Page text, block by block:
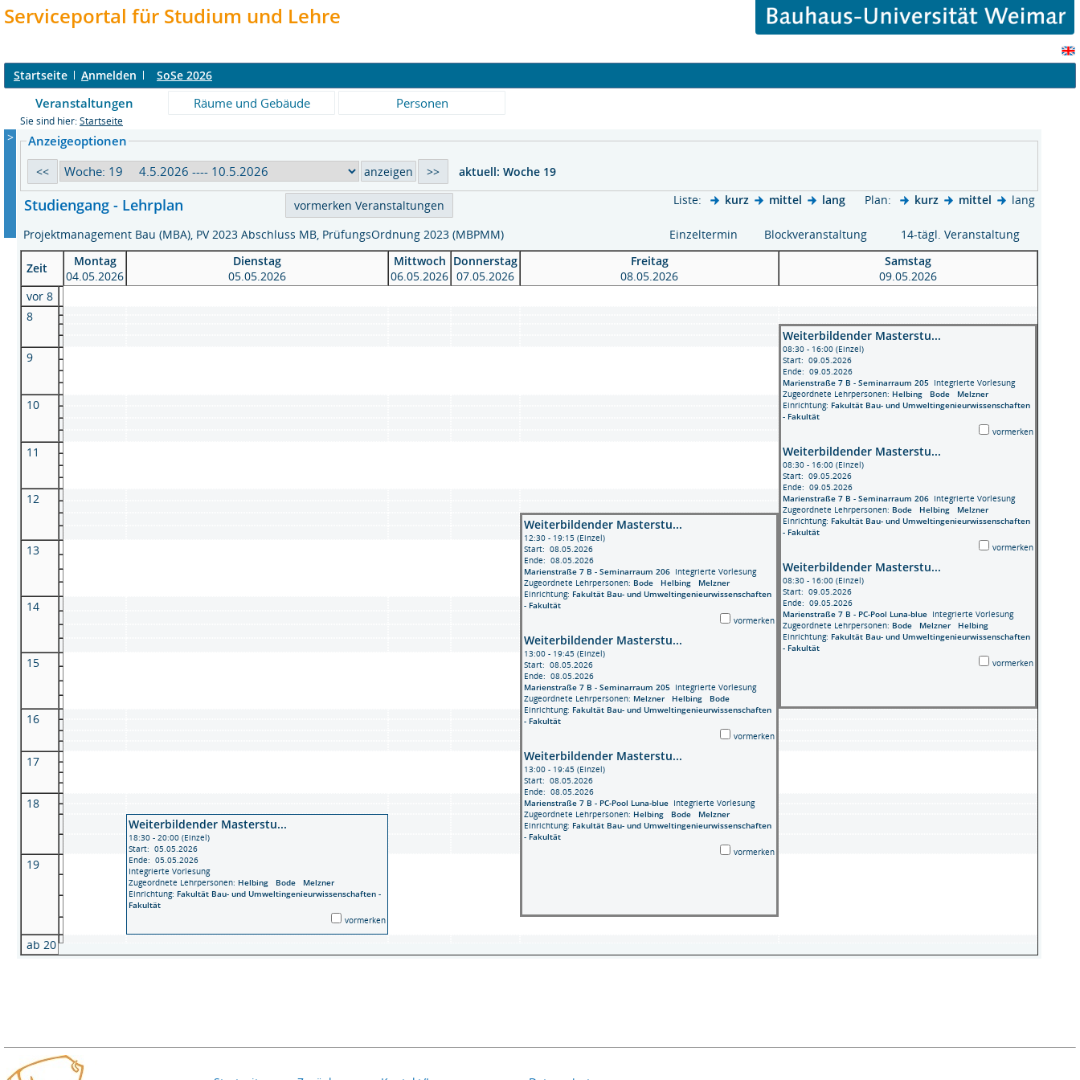
Serviceportal für Studium und Lehre
Startseite Anmelden SoSe 2026
Veranstaltungen Räume und Gebäude Personen
Sie sind hier: Startseite
> Anzeigeoptionen
aktuell: Woche 19
Studiengang - Lehrplan Liste: kurz mittel lang Plan: kurz mittel lang
Projektmanagement Bau (MBA), PV 2023 Abschluss MB, PrüfungsOrdnung 2023 (MBPMM) Einzeltermin Blockveranstaltung 14-tägl. Veranstaltung
Zeit
Montag
04.05.2026
Dienstag
05.05.2026
Mittwoch
06.05.2026
Donnerstag
07.05.2026
Freitag
08.05.2026
Samstag
09.05.2026
vor 8
8
Weiterbildender Masterstu...
08:30 - 16:00 (Einzel)
Start: 09.05.2026
Ende: 09.05.2026
Marienstraße 7 B - Seminarraum 205Integrierte Vorlesung
Zugeordnete Lehrpersonen: Helbing Bode Melzner
Einrichtung: Fakultät Bau- und Umweltingenieurwissenschaften
- Fakultät
vormerken
Weiterbildender Masterstu...
08:30 - 16:00 (Einzel)
Start: 09.05.2026
Ende: 09.05.2026
Marienstraße 7 B - Seminarraum 206Integrierte Vorlesung
Zugeordnete Lehrpersonen: Bode Helbing Melzner
Einrichtung: Fakultät Bau- und Umweltingenieurwissenschaften
- Fakultät
vormerken
Weiterbildender Masterstu...
08:30 - 16:00 (Einzel)
Start: 09.05.2026
Ende: 09.05.2026
Marienstraße 7 B - PC-Pool Luna-blueIntegrierte Vorlesung
Zugeordnete Lehrpersonen: Bode Melzner Helbing
Einrichtung: Fakultät Bau- und Umweltingenieurwissenschaften
- Fakultät
vormerken
9
10
11
12
Weiterbildender Masterstu...
12:30 - 19:15 (Einzel)
Start: 08.05.2026
Ende: 08.05.2026
Marienstraße 7 B - Seminarraum 206Integrierte Vorlesung
Zugeordnete Lehrpersonen: Bode Helbing Melzner
Einrichtung: Fakultät Bau- und Umweltingenieurwissenschaften
- Fakultät
vormerken
Weiterbildender Masterstu...
13:00 - 19:45 (Einzel)
Start: 08.05.2026
Ende: 08.05.2026
Marienstraße 7 B - Seminarraum 205Integrierte Vorlesung
Zugeordnete Lehrpersonen: Melzner Helbing Bode
Einrichtung: Fakultät Bau- und Umweltingenieurwissenschaften
- Fakultät
vormerken
Weiterbildender Masterstu...
13:00 - 19:45 (Einzel)
Start: 08.05.2026
Ende: 08.05.2026
Marienstraße 7 B - PC-Pool Luna-blueIntegrierte Vorlesung
Zugeordnete Lehrpersonen: Helbing Bode Melzner
Einrichtung: Fakultät Bau- und Umweltingenieurwissenschaften
- Fakultät
vormerken
13
14
15
16
17
18
Weiterbildender Masterstu...
18:30 - 20:00 (Einzel)
Start: 05.05.2026
Ende: 05.05.2026
Integrierte Vorlesung
Zugeordnete Lehrpersonen: Helbing Bode Melzner
Einrichtung: Fakultät Bau- und Umweltingenieurwissenschaften -
Fakultät
vormerken
19
ab 20